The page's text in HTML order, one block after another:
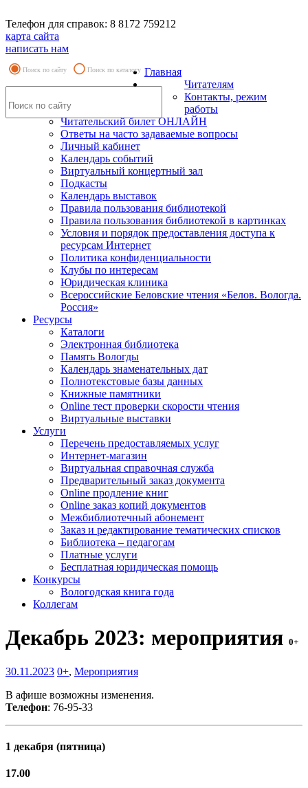
Телефон для справок: 8 8172 759212
карта сайта
написать нам
Поиск по сайту Поиск по каталогу Главная
Читателям
Контакты, режим
работы
Читательский билет ОНЛАЙН
Ответы на часто задаваемые вопросы
Личный кабинет
Календарь событий
Виртуальный концертный зал
Подкасты
Календарь выставок
Правила пользования библиотекой
Правила пользования библиотекой в картинках
Условия и порядок предоставления доступа к
ресурсам Интернет
Политика конфиденциальности
Клубы по интересам
Юридическая клиника
Всероссийские Беловские чтения «Белов. Вологда.
Россия»
Ресурсы
Каталоги
Электронная библиотека
Память Вологды
Календарь знаменательных дат
Полнотекстовые базы данных
Книжные памятники
Online тест проверки скорости чтения
Виртуальные выставки
Услуги
Перечень предоставляемых услуг
Интернет-магазин
Виртуальная справочная служба
Предварительный заказ документа
Online продление книг
Online заказ копий документов
Межбиблиотечный абонемент
Заказ и редактирование тематических списков
Библиотека – педагогам
Платные услуги
Бесплатная юридическая помощь
Конкурсы
Вологодская книга года
Коллегам
Декабрь 2023: мероприятия 0+
30.11.2023 0+, Мероприятия
В афише возможны изменения.
Телефон: 76-95-33
1 декабря (пятница)
17.00